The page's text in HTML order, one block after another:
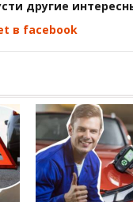
другие
в facebook